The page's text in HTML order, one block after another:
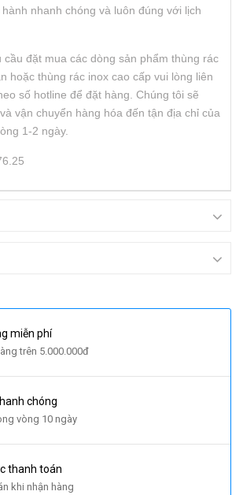
nhanh chóng và luôn đúng với lịch
cầu đặt mua các dòng sản phẩm thùng rác
hoặc thùng rác inox cao cấp vui lòng liên
số hotline để đặt hàng. Chúng tôi sẽ
vận chuyển hàng hóa đến tận địa chỉ của
1-2 ngày.
miễn phí
trên 5.000.000đ
chóng
vòng 10 ngày
thanh toán
khi nhận hàng